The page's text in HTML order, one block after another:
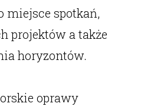
miejsce spotkań,
projektów a także
horyzontów.
oprawy